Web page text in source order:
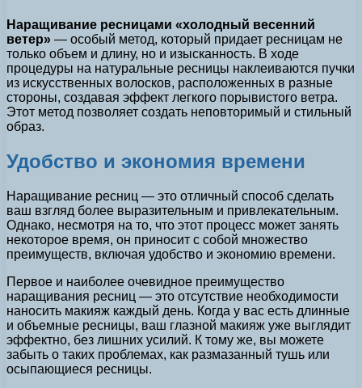
Наращивание ресницами «холодный весенний
ветер» — особый метод, который придает ресницам не
только объем и длину, но и изысканность. В ходе
процедуры на натуральные ресницы наклеиваются пучки
из искусственных волосков, расположенных в разные
стороны, создавая эффект легкого порывистого ветра.
Этот метод позволяет создать неповторимый и стильный
образ.
Удобство и экономия времени
Наращивание ресниц — это отличный способ сделать
ваш взгляд более выразительным и привлекательным.
Однако, несмотря на то, что этот процесс может занять
некоторое время, он приносит с собой множество
преимуществ, включая удобство и экономию времени.
Первое и наиболее очевидное преимущество
наращивания ресниц — это отсутствие необходимости
наносить макияж каждый день. Когда у вас есть длинные
и объемные ресницы, ваш глазной макияж уже выглядит
эффектно, без лишних усилий. К тому же, вы можете
забыть о таких проблемах, как размазанный тушь или
осыпающиеся ресницы.